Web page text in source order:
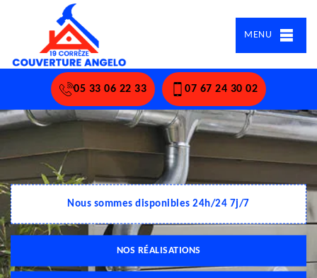
MENU
05 33 06 22 33 07 67 24 30 02
Nous sommes disponibles 24h/24 7j/7
NOS RÉALISATIONS